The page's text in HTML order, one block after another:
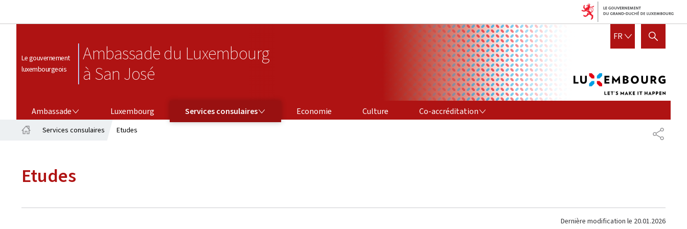
Le gouvernement
luxembourgeois
Ambassade du Luxembourg
à San José
FRFRANÇAIS
AFFICHER / MASQUER LA
Ambassade Luxembourg Services consulaires Economie Culture Co-accréditation
CO-ACCRÉDITATION
Services consulaires Etudes
Etudes
Dernière modification le 20.01.2026